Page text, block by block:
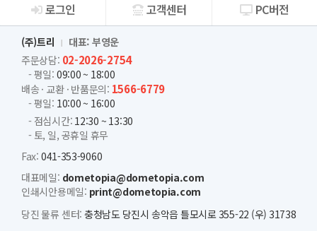
회사소개
로그인 고객센터 PC버전
(주)트리
대표: 부영운
주문상담: 02-2026-2754
- 평일: 09:00 ~ 18:00
배송 · 교환 · 반품문의: 1566-6779
- 평일: 10:00 ~ 16:00
- 점심시간: 12:30 ~ 13:30
- 토, 일, 공휴일 휴무
Fax: 041-353-9060
대표메일: dometopia@dometopia.com
인쇄시안용메일: print@dometopia.com
당진 물류 센터: 충청남도 당진시 송악읍 틀모시로 355-22 (우) 31738